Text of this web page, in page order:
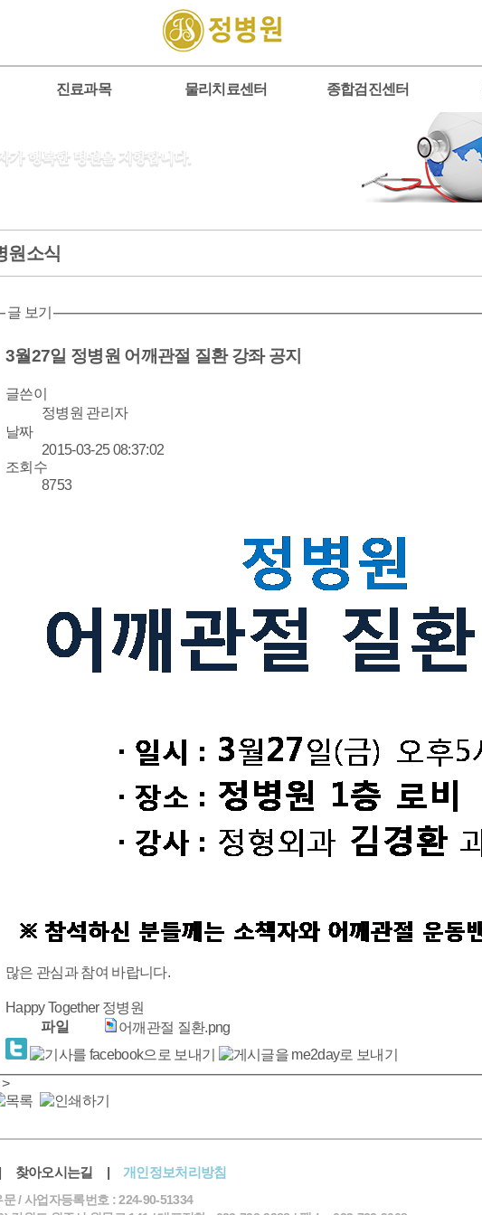
진료과목 물리치료센터 종합검진센터
원소식
글 보기
3월27일 정병원 어깨관절 질환 강좌 공지
글쓴이
정병원 관리자
날짜
2015-03-25 08:37:02
조회수
8753
많은 관심과 참여 바랍니다.
Happy Together 정병원
파일
어깨관절 질환.png
>
| 찾아오시는길 | 개인정보처리방침
/ 사업자등록번호 : 224-90-51334